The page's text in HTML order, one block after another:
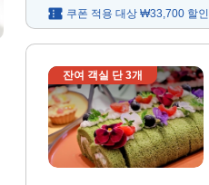
쿠폰 적용 대상 ₩33,700 할인
잔여 객실 단3개